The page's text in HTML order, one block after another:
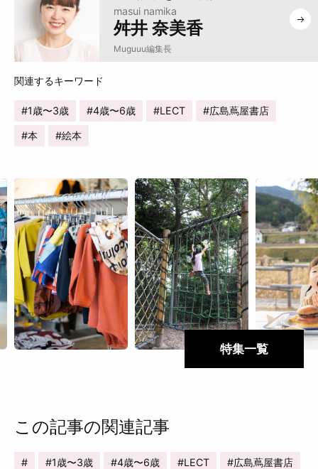
masui namika
舛井 奈美香
Muguuu編集長
1歳〜3歳 4歳〜6歳 LECT 広島蔦屋書店
本 絵本
特集一覧
この記事の関連記事
1歳〜3歳 4歳〜6歳 LECT 広島蔦屋書店